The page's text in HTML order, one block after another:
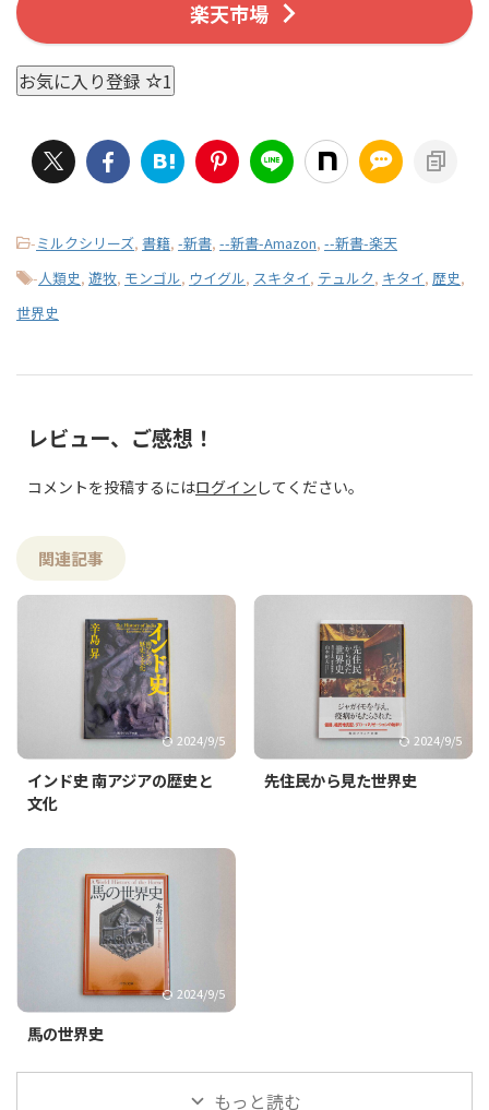
楽天市場
お気に入り登録 1
-ミルクシリーズ, 書籍, -新書, --新書-Amazon, --新書-楽天
-人類史, 遊牧, モンゴル, ウイグル, スキタイ, テュルク, キタイ, 歴史,
世界史
レビュー、ご感想！
コメントを投稿するにはログイン してください。
関連記事
2024/9/5
インド史 南アジアの歴史と
文化
2024/9/5
先住民から見た世界史
2024/9/5
馬の世界史
もっと読む